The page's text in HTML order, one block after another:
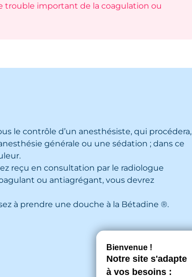
trouble important de la coagulation ou
le contrôle d’un anesthésiste, qui procédera,
générale ou une sédation ; dans ce
reçu en consultation par le radiologue
ou antiagrégant, vous devrez
à prendre une douche à la Bétadine ®.